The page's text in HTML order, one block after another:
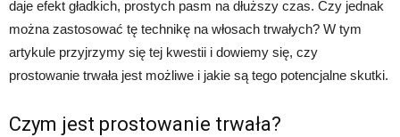
daje efekt gładkich, prostych pasm na dłuższy czas. Czy jednak
można zastosować tę technikę na włosach trwałych? W tym
artykule przyjrzymy się tej kwestii i dowiemy się, czy
prostowanie trwała jest możliwe i jakie są tego potencjalne skutki.
Czym jest prostowanie trwała?